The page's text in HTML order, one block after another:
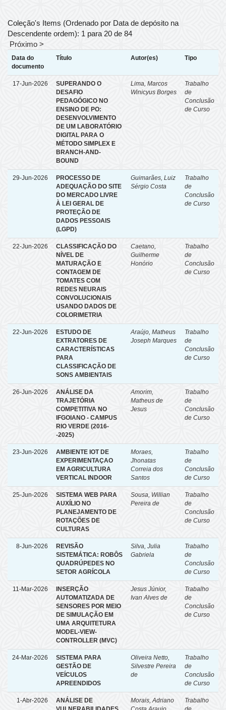
Coleção's Items (Ordenado por Data de depósito na
Descendente ordem): 1 para 20 de 84
Próximo >
Data do
documento
Título Autor(es) Tipo
17-Jun-2026
SUPERANDO O
DESAFIO
PEDAGÓGICO NO
ENSINO DE PO:
DESENVOLVIMENTO
DE UM LABORATÓRIO
DIGITAL PARA O
MÉTODO SIMPLEX E
BRANCH-AND-
BOUND
Lima, Marcos
Winicyus Borges
Trabalho
de
Conclusão
de Curso
29-Jun-2026
PROCESSO DE
ADEQUAÇÃO DO SITE
DO MERCADO LIVRE
À LEI GERAL DE
PROTEÇÃO DE
DADOS PESSOAIS
(LGPD)
Guimarães, Luiz
Sérgio Costa
Trabalho
de
Conclusão
de Curso
22-Jun-2026
CLASSIFICAÇÃO DO
NÍVEL DE
MATURAÇÃO E
CONTAGEM DE
TOMATES COM
REDES NEURAIS
CONVOLUCIONAIS
USANDO DADOS DE
COLORIMETRIA
Caetano,
Guilherme
Honório
Trabalho
de
Conclusão
de Curso
22-Jun-2026
ESTUDO DE
EXTRATORES DE
CARACTERÍSTICAS
PARA
CLASSIFICAÇÃO DE
SONS AMBIENTAIS
Araújo, Matheus
Joseph Marques
Trabalho
de
Conclusão
de Curso
26-Jun-2026
ANÁLISE DA
TRAJETÓRIA
COMPETITIVA NO
IFGOIANO - CAMPUS
RIO VERDE (2016-
-2025)
Amorim,
Matheus de
Jesus
Trabalho
de
Conclusão
de Curso
23-Jun-2026
AMBIENTE IOT DE
EXPERIMENTAÇAO
EM AGRICULTURA
VERTICAL INDOOR
Moraes,
Jhonatas
Correia dos
Santos
Trabalho
de
Conclusão
de Curso
25-Jun-2026
SISTEMA WEB PARA
AUXÍLIO NO
PLANEJAMENTO DE
ROTAÇÕES DE
CULTURAS
Sousa, Willian
Pereira de
Trabalho
de
Conclusão
de Curso
8-Jun-2026
REVISÃO
SISTEMÁTICA: ROBÔS
QUADRÚPEDES NO
SETOR AGRÍCOLA
Silva, Julia
Gabriela
Trabalho
de
Conclusão
de Curso
11-Mar-2026
INSERÇÃO
AUTOMATIZADA DE
SENSORES POR MEIO
DE SIMULAÇÃO EM
UMA ARQUITETURA
MODEL-VIEW-
CONTROLLER (MVC)
Jesus Júnior,
Ivan Alves de
Trabalho
de
Conclusão
de Curso
24-Mar-2026
SISTEMA PARA
GESTÃO DE
VEÍCULOS
APREENDIDOS
Oliveira Netto,
Silvestre Pereira
de
Trabalho
de
Conclusão
de Curso
1-Abr-2026
ANÁLISE DE
Morais, Adriano
Trabalho